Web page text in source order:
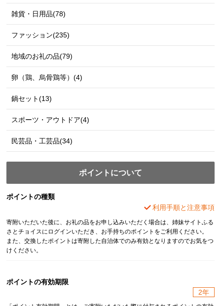
雑貨・日用品(78)
ファッション(235)
地域のお礼の品(79)
卵（鶏、烏骨鶏等）(4)
鍋セット(13)
スポーツ・アウトドア(4)
民芸品・工芸品(34)
ポイントについて
ポイントの種類
利用手順と注意事項
寄附いただいた後に、お礼の品をお申し込みいただく場合は、姉妹サイトふる
さとチョイスにログインいただき、お手持ちのポイントをご利用ください。
また、交換したポイントは寄附した自治体でのみ有効となりますのでお気をつ
けください。
ポイントの有効期限
2年